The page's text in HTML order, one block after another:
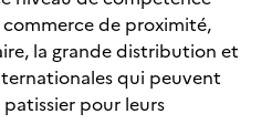
de proximité,
la grande distribution et
qui peuvent
patissier pour leurs